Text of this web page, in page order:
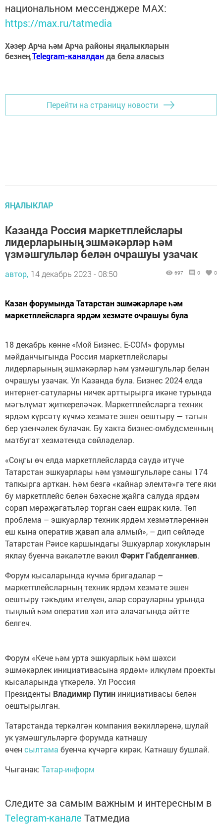
национальном мессенджере MАХ:
https://max.ru/tatmedia
Хәзер Арча һәм Арча районы яңалыкларын
безнеңTelegram-каналданда белә аласыз
Перейти на страницу новости
ЯҢАЛЫКЛАР
Казанда Россия маркетплейслары
лидерларының эшмәкәрләр һәм
үзмәшгульләр белән очрашуы узачак
автор, 14 декабрь 2023 - 08:50 697 0 0
Казан форумында Татарстан эшмәкәрләре һәм
маркетплейсларга ярдәм хезмәте очрашуы була
18 декабрь көнне «Мой Бизнес. E-COM» форумы
мәйданчыгында Россия маркетплейслары
лидерларының эшмәкәрләр һәм үзмәшгульләр белән
очрашуы узачак. Ул Казанда була. Бизнес 2024 елда
интернет-сатуларны ничек арттырырга икәне турында
мәгълүмат җиткереләчәк. Маркетплейсларга техник
ярдәм күрсәтү күчмә хезмәте эшен оештыру — тагын
бер үзенчәлек булачак. Бу хакта бизнес-омбудсменның
матбугат хезмәтендә сөйләделәр.
«Соңгы өч елда маркетплейсларда сәүдә итүче
Татарстан эшкуарлары һәм үзмәшгульләре саны 174
тапкырга арткан. Һәм безгә «кайнар элемтә»гә теге яки
бу маркетплейс белән бәхәсне җайга салуда ярдәм
сорап мөрәҗәгатьләр торган саен ешрак килә. Төп
проблема – эшкуарлар техник ярдәм хезмәтләреннән
еш кына оператив җавап ала алмый», – дип сөйләде
Татарстан Рәисе каршындагы Эшкуарлар хокукларын
яклау буенча вәкаләтле вәкил Фәрит Габделганиев.
Форум кысаларында күчмә бригадалар –
маркетплейсларның техник ярдәм хезмәте эшен
оештыру тәкъдим ителүен, алар сорауларны урында
тыңлый һәм оператив хәл итә алачагында әйтте
белгеч.
Форум «Кече һәм урта эшкуарлык һәм шәхси
эшмәкәрлек инициативасына ярдәм» илкүләм проекты
кысаларында үткәрелә. Ул Россия
Президенты Владимир Путин инициативасы белән
оештырылган.
Татарстанда теркәлгән компания вәкилләренә, шулай
ук үзмәшгульләргә форумда катнашу
өчен сылтама буенча күчәргә кирәк. Катнашу бушлай.
Чыганак: Татар-информ
Следите за самым важным и интересным в
Telegram-канале Татмедиа